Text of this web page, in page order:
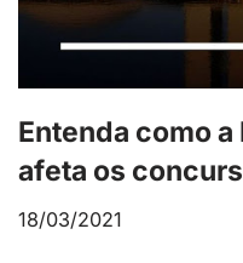
Entenda como a
afeta os
18/03/2021